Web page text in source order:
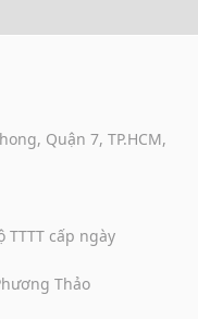
Quận 7, TP.HCM,
TTTT cấp ngày
Thảo